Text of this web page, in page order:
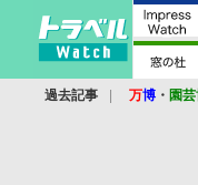
過去記事 万博 ・ 園